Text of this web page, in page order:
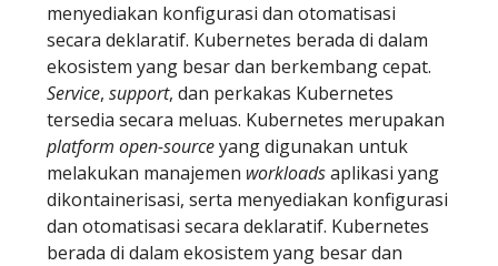
menyediakan konfigurasi dan otomatisasi
secara deklaratif. Kubernetes berada di dalam
ekosistem yang besar dan berkembang cepat.
Service, support, dan perkakas Kubernetes
tersedia secara meluas. Kubernetes merupakan
platform open-sourceyang digunakan untuk
melakukan manajemen workloadsaplikasi yang
dikontainerisasi, serta menyediakan konfigurasi
dan otomatisasi secara deklaratif. Kubernetes
berada di dalam ekosistem yang besar dan